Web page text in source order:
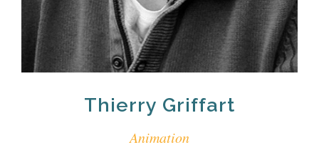
Thierry Griffart
Animation